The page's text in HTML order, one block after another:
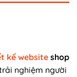
kế websiteshop
nghiệm người